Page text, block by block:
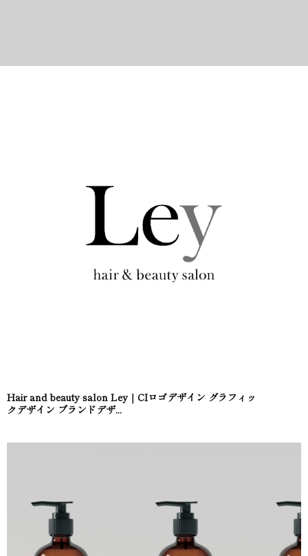
Hair and beauty salon Ley｜CIロゴデザイン グラフィッ
クデザイン ブランドデザ...